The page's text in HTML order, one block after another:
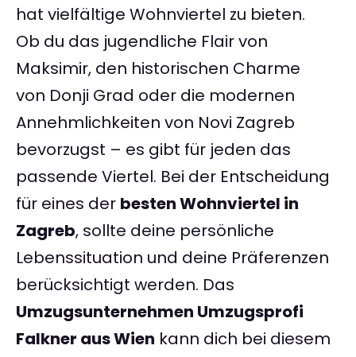
hat vielfältige Wohnviertel zu bieten.
Ob du das jugendliche Flair von
Maksimir, den historischen Charme
von Donji Grad oder die modernen
Annehmlichkeiten von Novi Zagreb
bevorzugst – es gibt für jeden das
passende Viertel. Bei der Entscheidung
für eines der besten Wohnviertel in
Zagreb, sollte deine persönliche
Lebenssituation und deine Präferenzen
berücksichtigt werden. Das
Umzugsunternehmen Umzugsprofi
Falkner aus Wien kann dich bei diesem